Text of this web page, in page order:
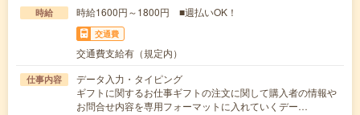
時給 時給1600円～1800円 ■週払いOK！
交通費
交通費支給有（規定内）
仕事内容
データ入力・タイピング
ギフトに関するお仕事ギフトの注文に関して購入者の情報や
お問合せ内容を専用フォーマットに入れていくデー…